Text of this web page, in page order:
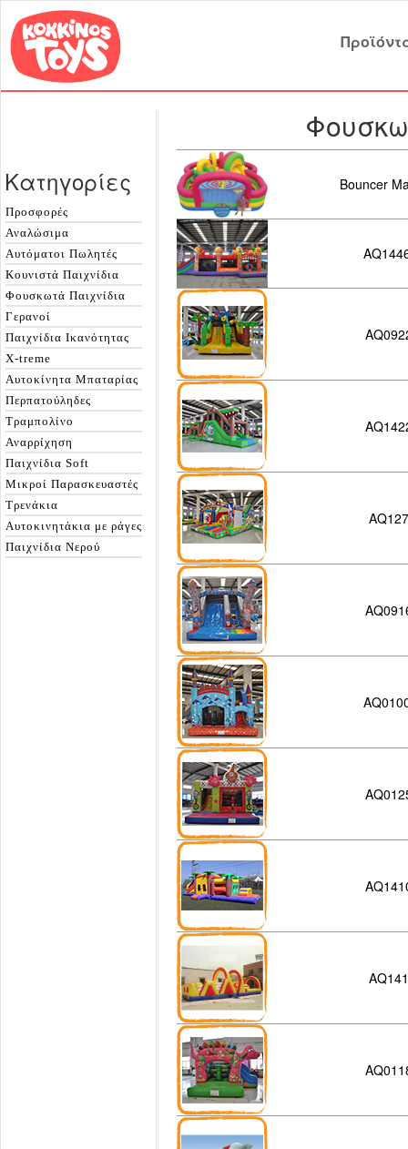
Κατηγορίες
Προσφορές
Αναλώσιμα
Αυτόματοι Πωλητές
Κουνιστά Παιχνίδια
Φουσκωτά Παιχνίδια
Γερανοί
Παιχνίδια Ικανότητας
X-treme
Αυτοκίνητα Μπαταρίας
Περπατούληδες
Τραμπολίνο
Αναρρίχηση
Παιχνίδια Soft
Μικροί Παρασκευαστές
Τρενάκια
Αυτοκινητάκια με ράγες
Παιχνίδια Νερού
Bouncer